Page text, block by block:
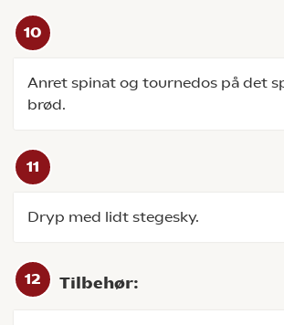
Anret spinat og tournedos på det
brød.
Dryp med lidt stegesky.
Tilbehør: